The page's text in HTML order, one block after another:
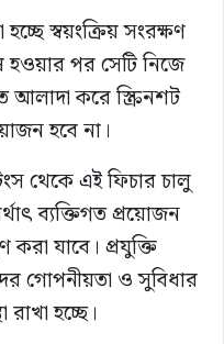
স্বয়ংক্রিয় সংরক্ষণ
হওয়ার পর সেটি নিজে
আলাদা করে স্ক্রিনশট
হবে না।
থেকে এই ফিচার চালু
ব্যক্তিগত প্রয়োজন
করা যাবে। প্রযুক্তি
গোপনীয়তা ও সুবিধার
হচ্ছে।